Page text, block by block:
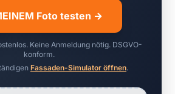
Foto testen →
Keine Anmeldung nötig. DSGVO-
konform.
Fassaden-Simulator öffnen.